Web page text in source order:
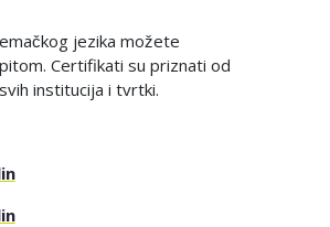
jezika možete
Certifikati su priznati od
institucija i tvrtki.